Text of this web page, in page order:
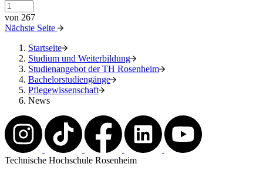
von 267
Nächste Seite
Startseite
Studium und Weiterbildung
Studienangebot der TH Rosenheim
Bachelorstudiengänge
Pflegewissenschaft
News
Technische Hochschule Rosenheim